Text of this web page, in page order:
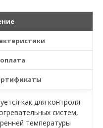
как для контроля
систем,
температуры